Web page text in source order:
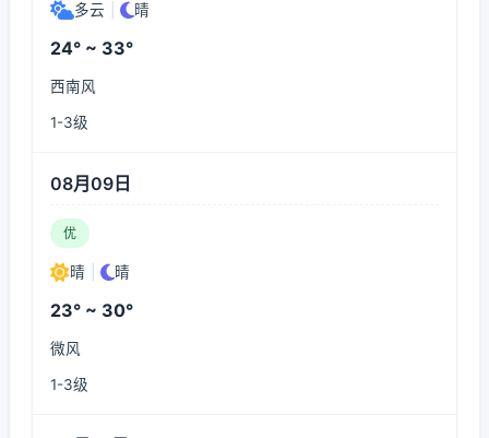
多云 晴
24° ~ 33°
西南风
1-3级
08月09日
优
晴 晴
23° ~ 30°
微风
1-3级